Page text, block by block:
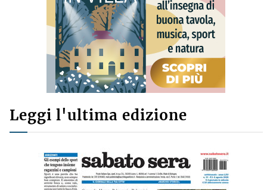
Leggi l'ultima edizione